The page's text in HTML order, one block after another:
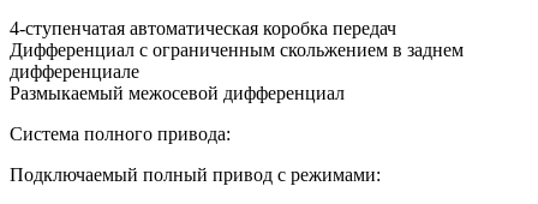
4-ступенчатая автоматическая коробка передач
Дифференциал с ограниченным скольжением в заднем
дифференциале
Размыкаемый межосевой дифференциал
Система полного привода:
Подключаемый полный привод с режимами: